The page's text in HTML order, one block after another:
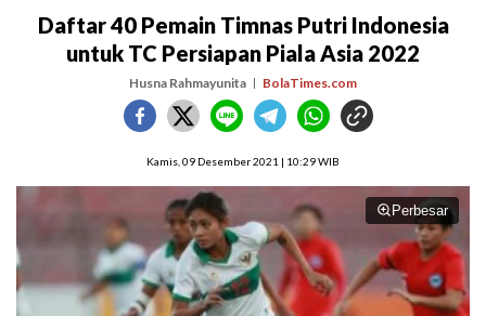
Daftar 40 Pemain Timnas Putri Indonesia
untuk TC Persiapan Piala Asia 2022
Husna Rahmayunita BolaTimes.com
Kamis, 09 Desember 2021 | 10:29 WIB
Perbesar